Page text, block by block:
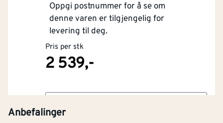
Oppgi postnummer for å se om
denne varen er tilgjengelig for
levering til deg.
Pris per stk
2 539,-
Anbefalinger